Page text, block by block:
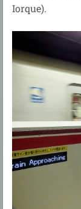
Iorque).